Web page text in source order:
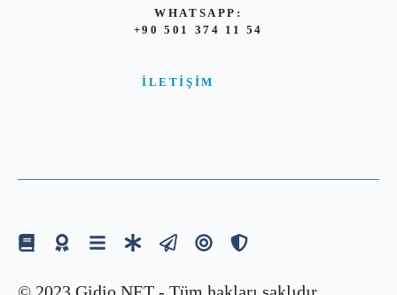
WHATSAPP:
+90 501 374 11 54
İLETIŞIM